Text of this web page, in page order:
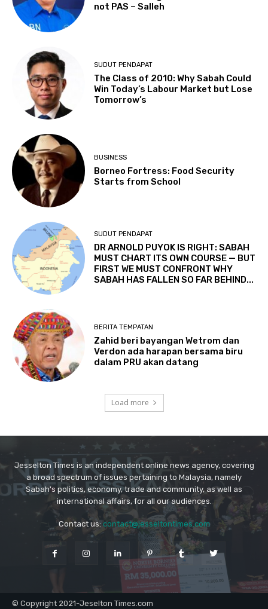
Jesselton Times is an independent online news agency, covering
a broad spectrum of issues pertaining to Malaysia, namely
Sabah's politics, economy, trade and community, as well as
international affairs, for all our audiences.
Contact us:contact@jesseltontimes.com
© Copyright 2021-Jeselton Times.com